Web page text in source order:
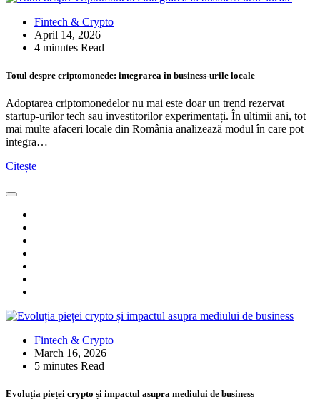
Fintech & Crypto
April 14, 2026
4 minutes Read
Totul despre criptomonede: integrarea în business-urile locale
Adoptarea criptomonedelor nu mai este doar un trend rezervat
startup-urilor tech sau investitorilor experimentați. În ultimii ani, tot
mai multe afaceri locale din România analizează modul în care pot
integra…
Citește
Fintech & Crypto
March 16, 2026
5 minutes Read
Evoluția pieței crypto și impactul asupra mediului de business